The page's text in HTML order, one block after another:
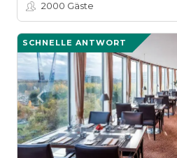
2000 Gäste
SCHNELLE ANTWORT